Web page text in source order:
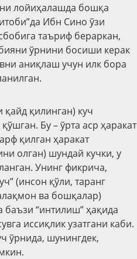
лойиҳалашда бошқа
Ибн Сино ўзи
таъриф бераркан,
ўрнини босиши керак
аниқлаш учун илк бора
қайд қилинган) куч
Бу – ўрта аср ҳаракат
қилган ҳаракат
олган) шундай кучки, у
Унинг фикрича,
(инсон қўли, таранг
ва бошқалар)
баъзи “интилиш” ҳақида
иссиқлик узатгани каби.
ўрнида, шунингдек,